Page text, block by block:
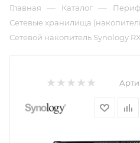
Главная — Каталог —
Сетевые хранилища
Сетевой накопитель Synology